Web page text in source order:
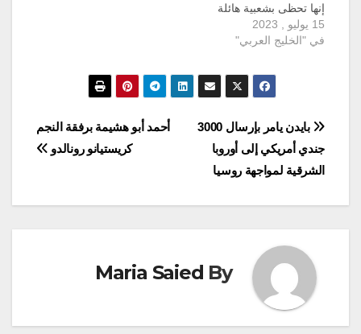
إنها تحظى بشعبية هائلة
في عالم الألعاب
الإلكترونية، منذ إطلاقها
من قبل شركة Tencent
Games وكان تطويرها
Corporation. وحققت
ببجي منذ ذلك الحين،…
15 يوليو , 2023
في "الخليج العربي"
تصفّح
المقالات
أحمد أبو هشيمة برفقة النجم
كريستيانو رونالدو
بايدن يامر بإرسال 3000
جندي أمريكي إلى أوروبا
الشرقية لمواجهة روسيا
By
Maria Saied